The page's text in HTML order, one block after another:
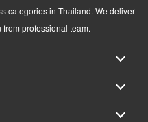
categories in Thailand. We deliver
professional team.